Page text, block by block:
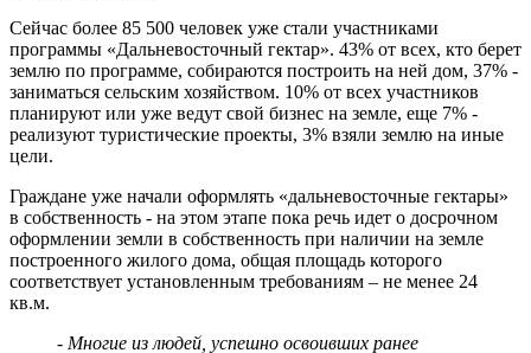
Сейчас более 85 500 человек уже стали участниками
программы «Дальневосточный гектар». 43% от всех, кто берет
землю по программе, собираются построить на ней дом, 37% -
заниматься сельским хозяйством. 10% от всех участников
планируют или уже ведут свой бизнес на земле, еще 7% -
реализуют туристические проекты, 3% взяли землю на иные
цели.
Граждане уже начали оформлять «дальневосточные гектары»
в собственность - на этом этапе пока речь идет о досрочном
оформлении земли в собственность при наличии на земле
построенного жилого дома, общая площадь которого
соответствует установленным требованиям – не менее 24
кв.м.
- Многие из людей, успешно освоивших ранее